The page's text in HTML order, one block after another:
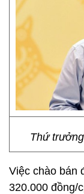
Thứ
Việc chào bán
320.000 đồng/